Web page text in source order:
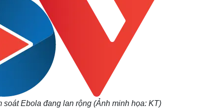
Ebola đang lan rộng (Ảnh minh họa: KT)